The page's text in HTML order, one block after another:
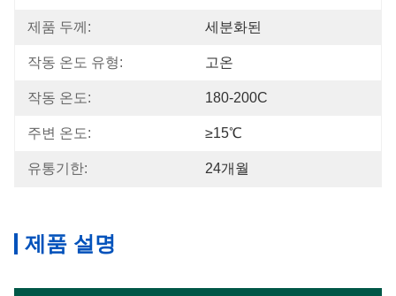
제품 두께: 세분화된
작동 온도 유형: 고온
작동 온도: 180-200C
주변 온도: ≥15℃
유통기한: 24개월
제품 설명